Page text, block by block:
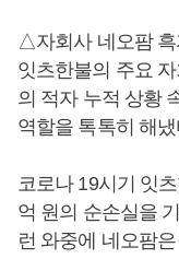
△자회사 네오팜 흑
잇츠한불의 주요
의 적자 누적 상황
역할을 톡톡히 해
코로나 19시기 잇
억 원의 순손실을
런 와중에 네오팜